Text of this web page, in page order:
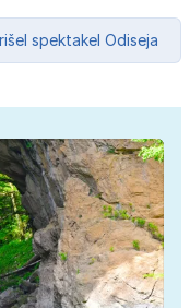
spektakel Odiseja